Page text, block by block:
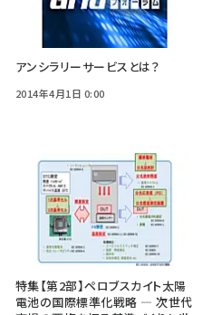
アンシラリーサービスとは？
2014年4月1日 0:00
特集【第2部】ペロブスカイト太陽
電池の国際標準化戦略 ― 次世代